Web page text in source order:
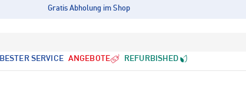
Gratis Abholung im Shop
BESTER SERVICE ANGEBOTE REFURBISHED